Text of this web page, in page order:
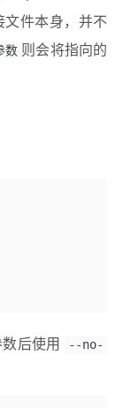
文件本身，并不
数 则会将指向的
数后使用
--no-